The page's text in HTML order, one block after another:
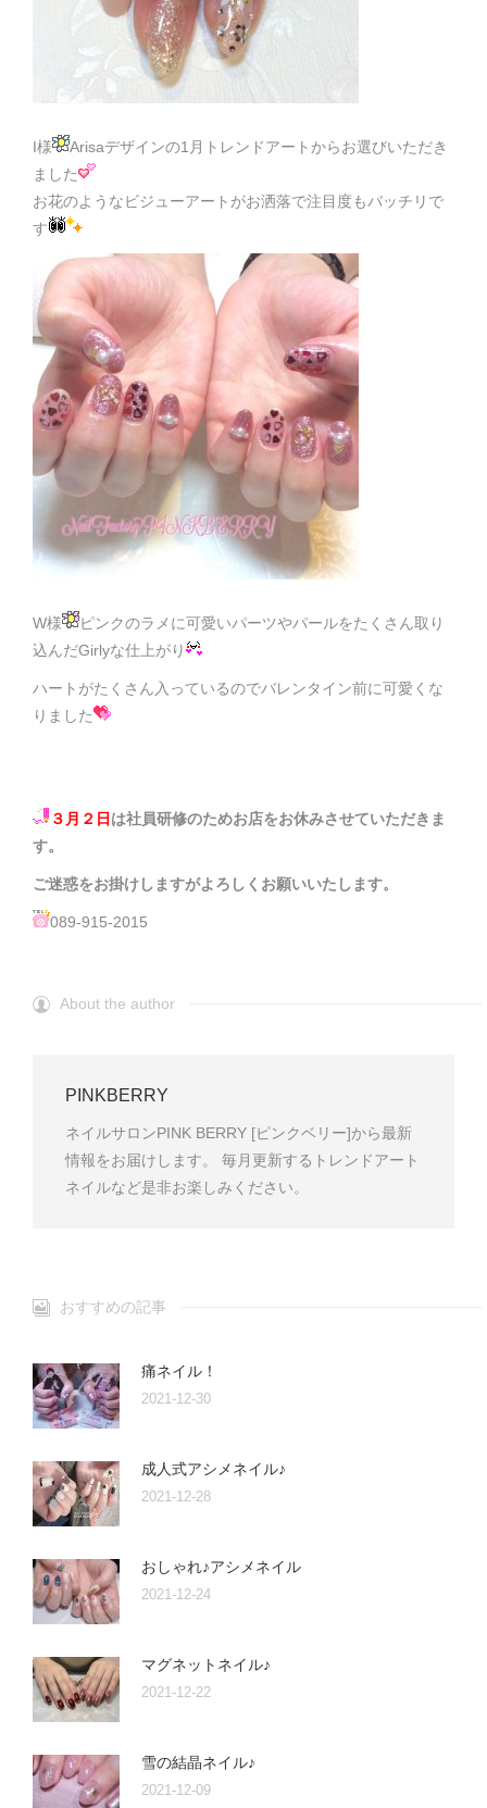
I様
Arisaデザインの1月トレンドアートからお選びいただき
ました
お花のようなビジューアートがお洒落で注目度もバッチリで
す
W様
ピンクのラメに可愛いパーツやパールをたくさん取り
込んだGirlyな仕上がり
ハートがたくさん入っているのでバレンタイン前に可愛くな
りました
３月２日 は社員研修のためお店をお休みさせていただきま
す。
ご迷惑をお掛けしますがよろしくお願いいたします。
089-915-2015
About the author
PINKBERRY
ネイルサロンPINK BERRY [ピンクベリー]から最新
情報をお届けします。 毎月更新するトレンドアート
ネイルなど是非お楽しみください。
おすすめの記事
痛ネイル！
2021-12-30
成人式アシメネイル♪
2021-12-28
おしゃれ♪アシメネイル
2021-12-24
マグネットネイル♪
2021-12-22
雪の結晶ネイル♪
2021-12-09